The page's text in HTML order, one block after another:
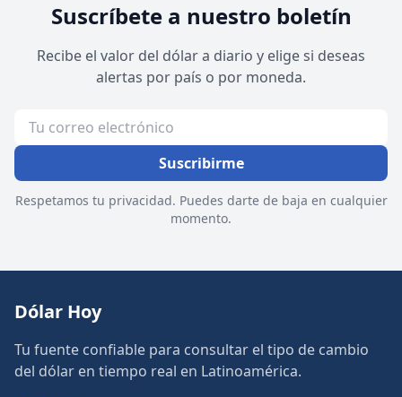
Suscríbete a nuestro boletín
Recibe el valor del dólar a diario y elige si deseas
alertas por país o por moneda.
Suscribirme
Respetamos tu privacidad. Puedes darte de baja en cualquier
momento.
Dólar Hoy
Tu fuente confiable para consultar el tipo de cambio
del dólar en tiempo real en Latinoamérica.